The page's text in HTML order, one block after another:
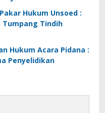
Hukum Unsoed :
Tumpang Tindih
Hukum Acara Pidana :
Penyelidikan